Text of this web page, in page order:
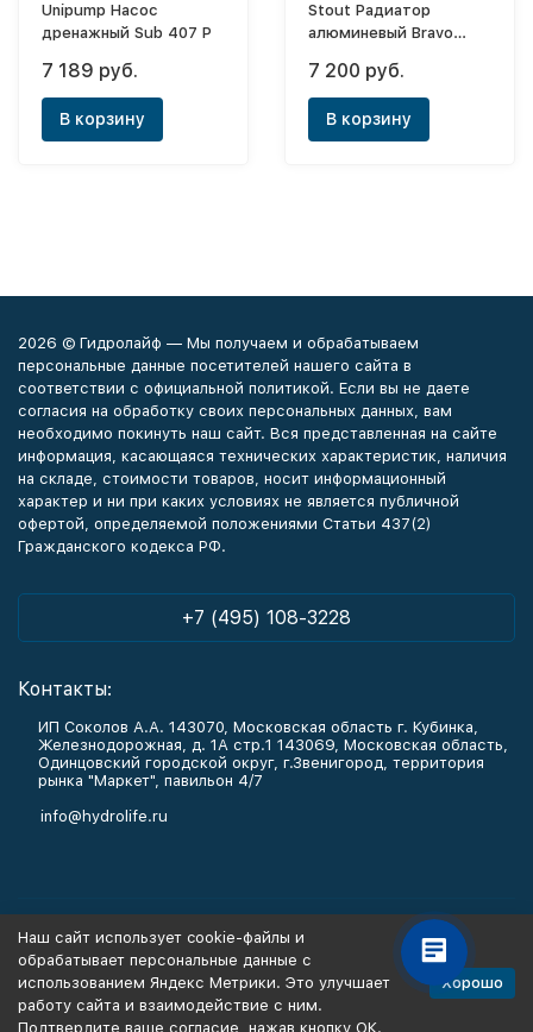
Unipump Насос
дренажный Sub 407 P
7 189 руб.
В корзину
Stout Радиатор
алюминевый Bravo
7 200 руб.
В корзину
2026 © Гидролайф — Мы получаем и обрабатываем
персональные данные посетителей нашего сайта в
соответствии с официальной политикой. Если вы не даете
согласия на обработку своих персональных данных, вам
необходимо покинуть наш сайт. Вся представленная на сайте
информация, касающаяся технических характеристик, наличия
на складе, стоимости товаров, носит информационный
характер и ни при каких условиях не является публичной
офертой, определяемой положениями Статьи 437(2)
Гражданского кодекса РФ.
+7 (495) 108-3228
Контакты:
ИП Соколов А.А. 143070, Московская область г. Кубинка,
Железнодорожная, д. 1А стр.1 143069, Московская область,
Одинцовский городской округ, г.Звенигород, территория
рынка "Маркет", павильон 4/7
info@hydrolife.ru
Информация
Наш сайт использует cookie-файлы и
обрабатывает персональные данные с
использованием Яндекс Метрики. Это улучшает
работу сайта и взаимодействие с ним.
Подтвердите ваше согласие, нажав кнопку ОК.
Хорошо